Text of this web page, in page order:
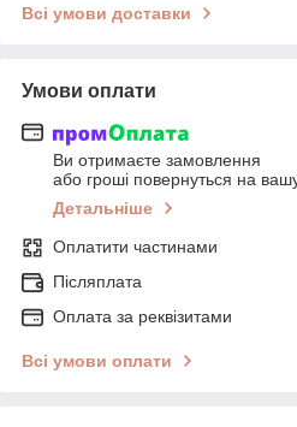
Всі умови доставки
Умови оплати
Ви отримаєте замовлення
або гроші повернуться на
Детальніше
Оплатити частинами
Післяплата
Оплата за реквізитами
Всі умови оплати